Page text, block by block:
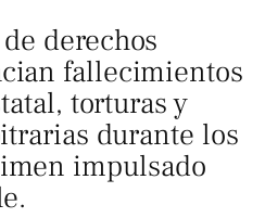
derechos
fallecimientos
torturas y
durante los
impulsado